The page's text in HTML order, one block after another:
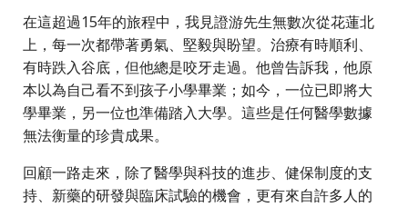
在這超過15年的旅程中，我見證游先生無數次從花蓮北
上，每一次都帶著勇氣、堅毅與盼望。治療有時順利、
有時跌入谷底，但他總是咬牙走過。他曾告訴我，他原
本以為自己看不到孩子小學畢業；如今，一位已即將大
學畢業，另一位也準備踏入大學。這些是任何醫學數據
無法衡量的珍貴成果。
回顧一路走來，除了醫學與科技的進步、健保制度的支
持、新藥的研發與臨床試驗的機會，更有來自許多人的